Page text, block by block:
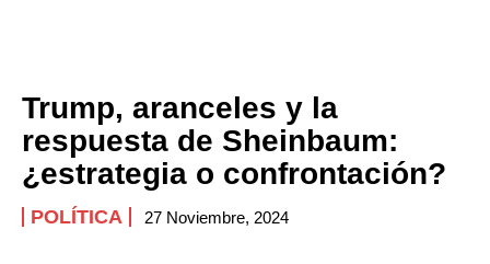
Trump, aranceles y la
respuesta de Sheinbaum:
¿estrategia o confrontación?
POLÍTICA 27 Noviembre, 2024